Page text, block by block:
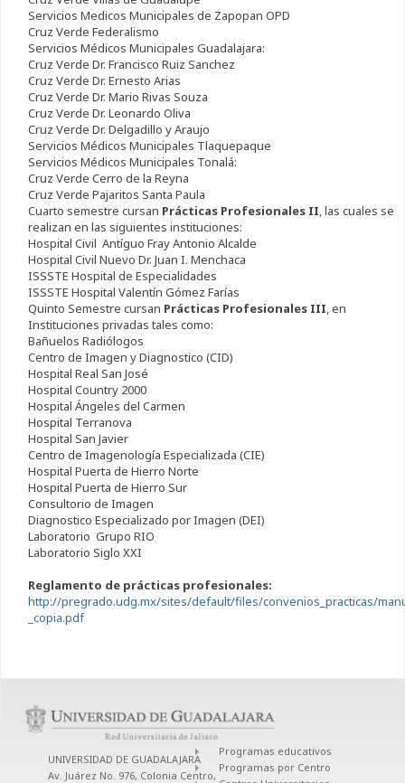
Servicios Medicos Municipales de Zapopan OPD
Cruz Verde Federalismo
Servicios Médicos Municipales Guadalajara:
Cruz Verde Dr. Francisco Ruiz Sanchez
Cruz Verde Dr. Ernesto Arias
Cruz Verde Dr. Mario Rivas Souza
Cruz Verde Dr. Leonardo Oliva
Cruz Verde Dr. Delgadillo y Araujo
Servicios Médicos Municipales Tlaquepaque
Servicios Médicos Municipales Tonalá:
Cruz Verde Cerro de la Reyna
Cruz Verde Pajaritos Santa Paula
Cuarto semestre cursan Prácticas Profesionales II, las cuales se
realizan en las siguientes instituciones:
Hospital Civil Antíguo Fray Antonio Alcalde
Hospital Civil Nuevo Dr. Juan I. Menchaca
ISSSTE Hospital de Especialidades
ISSSTE Hospital Valentín Gómez Farías
Quinto Semestre cursan Prácticas Profesionales III, en
Instituciones privadas tales como:
Bañuelos Radiólogos
Centro de Imagen y Diagnostico (CID)
Hospital Real San José
Hospital Country 2000
Hospital Ángeles del Carmen
Hospital Terranova
Hospital San Javier
Centro de Imagenología Especializada (CIE)
Hospital Puerta de Hierro Norte
Hospital Puerta de Hierro Sur
Consultorio de Imagen
Diagnostico Especializado por Imagen (DEI)
Laboratorio Grupo RIO
Laboratorio Siglo XXI
Reglamento de prácticas profesionales:
http://pregrado.udg.mx/sites/default/files/convenios_practicas/
_copia.pdf
UNIVERSIDAD DE GUADALAJARA
Av. Juárez No. 976, Colonia Centro,
Programas educativos
Programas por Centro